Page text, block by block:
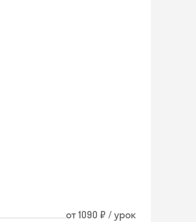
от 1090 ₽ / урок